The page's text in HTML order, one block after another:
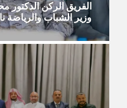
الفريق الركن
وزير الشباب والرياضة